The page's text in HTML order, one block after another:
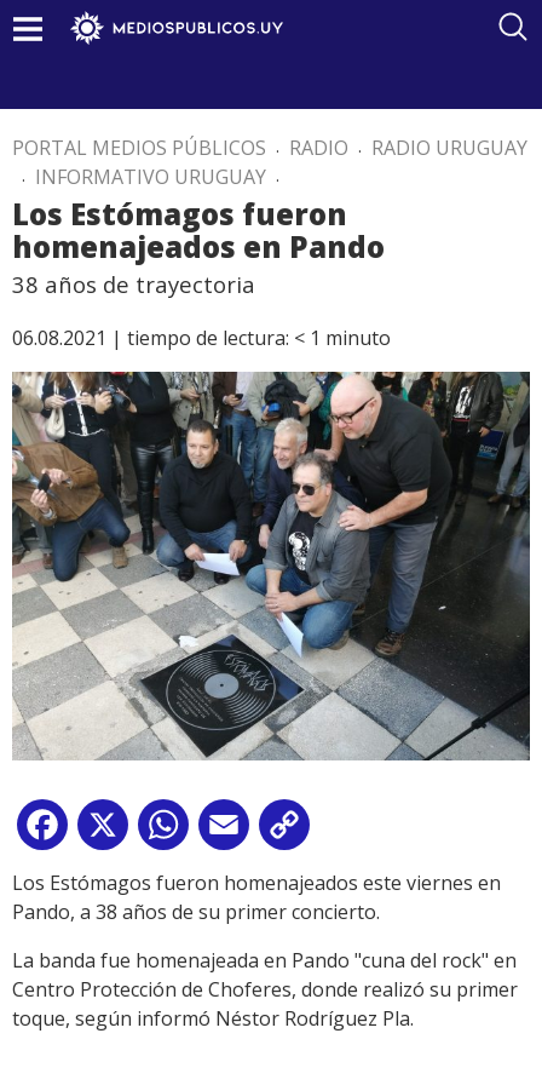
PORTAL MEDIOS PÚBLICOS . RADIO . RADIO URUGUAY
. INFORMATIVO URUGUAY .
Los Estómagos fueron
homenajeados en Pando
38 años de trayectoria
06.08.2021 | tiempo de lectura: < 1 minuto
Facebook
X WhatsApp
Email
Link
Los Estómagos fueron homenajeados este viernes en
Pando, a 38 años de su primer concierto.
La banda fue homenajeada en Pando "cuna del rock" en
Centro Protección de Choferes, donde realizó su primer
toque, según informó Néstor Rodríguez Pla.